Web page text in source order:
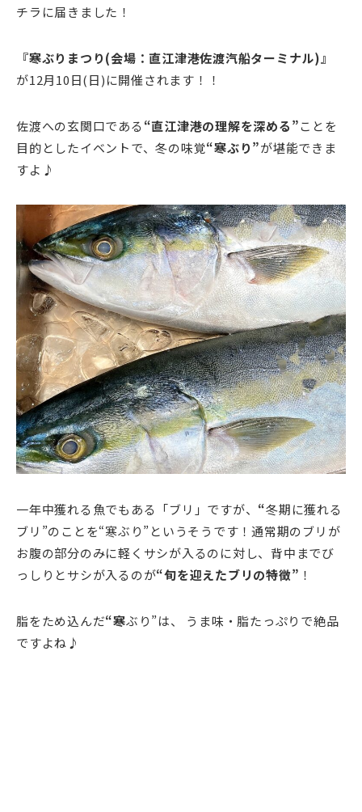
チラに届きました！
『寒ぶりまつり(会場：直江津港佐渡汽船ターミナル)』
が12月10日(日)に開催されます！！
佐渡への玄関口である “直江津港の理解を深める”ことを
目的としたイベントで、冬の味覚“寒ぶり”が堪能できま
すよ♪
一年中獲れる魚でもある「ブリ」ですが、 “冬期に獲れる
ブリ”のことを“寒ぶり”というそうです！ 通常期のブリが
お腹の部分のみに軽くサシが入るのに対し、背中までび
っしりとサシが入るのが“旬を迎えたブリの特徴” ！
脂をため込んだ“寒ぶり”は、 うま味・脂たっぷりで絶品
ですよね♪